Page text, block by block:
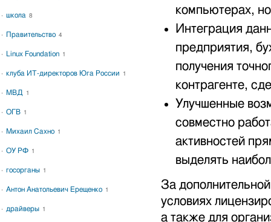
компьютерах,
Интеграция
предприятия,
получения
контрагенте,
Улучшенные
совместно
активностей
выделять
За
условиях
а также для
школа 8
Правительство 4
Linux Foundation 1
клуба ИТ-директоров Юга России 1
МВД 1
ОГВ 1
Михаил Сахно 1
ОУ РФ 1
госорганы 1
Антон Анатольевич Ерещенко 1
драйверы 1